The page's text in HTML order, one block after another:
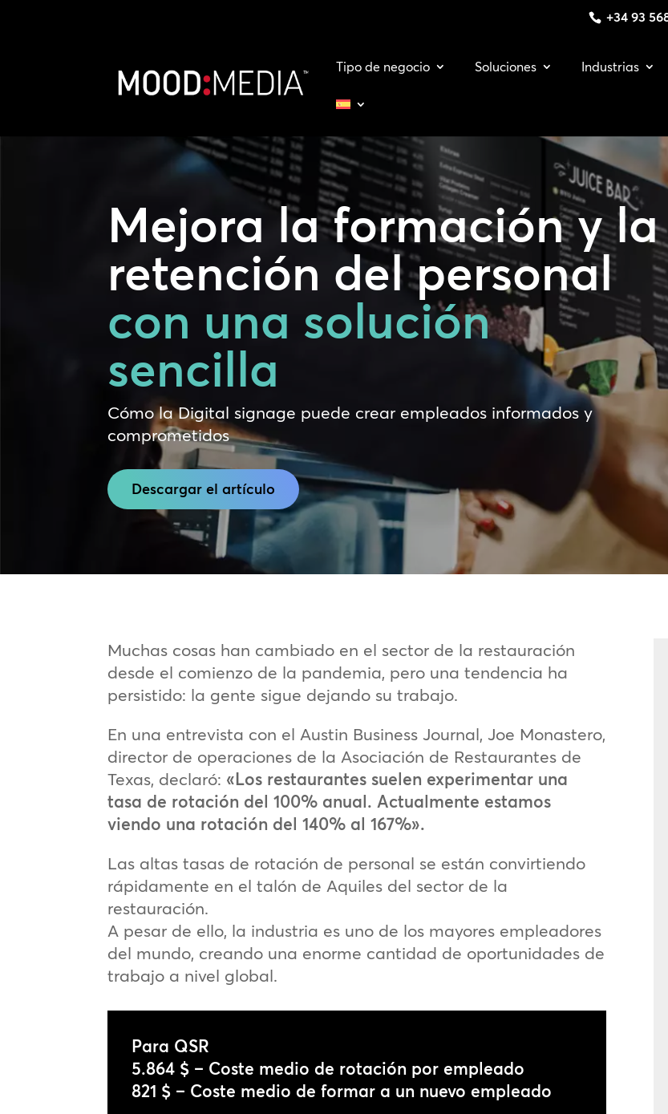
+34 93
Tipo de negocio Soluciones Industrias
Mejora la formación y la
retención del personal
con una solución
sencilla
Cómo la Digital signage puede crear empleados informados y
comprometidos
Descargar el artículo
Muchas cosas han cambiado en el sector de la restauración
desde el comienzo de la pandemia, pero una tendencia ha
persistido: la gente sigue dejando su trabajo.
En una entrevista con el Austin Business Journal, Joe Monastero,
director de operaciones de la Asociación de Restaurantes de
Texas, declaró: «Los restaurantes suelen experimentar una
tasa de rotación del 100% anual. Actualmente estamos
viendo una rotación del 140% al 167%».
Las altas tasas de rotación de personal se están convirtiendo
rápidamente en el talón de Aquiles del sector de la
restauración.
A pesar de ello, la industria es uno de los mayores empleadores
del mundo, creando una enorme cantidad de oportunidades de
trabajo a nivel global.
Para QSR
5.864 $ – Coste medio de rotación por empleado
821 $ – Coste medio de formar a un nuevo empleado